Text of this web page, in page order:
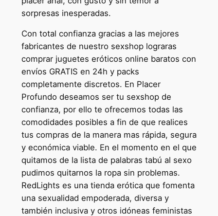
sorpresas inesperadas.
Con total confianza gracias a las mejores
fabricantes de nuestro sexshop lograras
comprar juguetes eróticos online baratos con
envíos GRATIS en 24h y packs
completamente discretos. En Placer
Profundo deseamos ser tu sexshop de
confianza, por ello te ofrecemos todas las
comodidades posibles a fin de que realices
tus compras de la manera mas rápida, segura
y económica viable. En el momento en el que
quitamos de la lista de palabras tabú al sexo
pudimos quitarnos la ropa sin problemas.
RedLights es una tienda erótica que fomenta
una sexualidad empoderada, diversa y
también inclusiva y otros idóneas feministas